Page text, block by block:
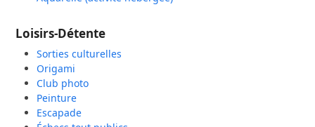
Loisirs-Détente
Sorties culturelles
Origami
Club photo
Peinture
Escapade